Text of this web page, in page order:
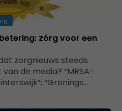
zórg voor een
zorgnieuws steeds
de media? “MRSA-
“Gronings…